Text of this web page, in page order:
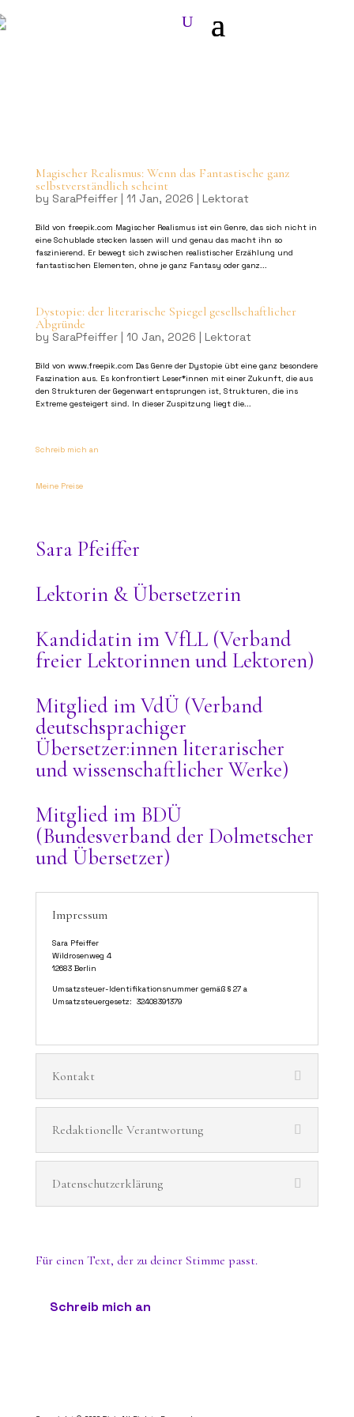
Magischer Realismus: Wenn das Fantastische ganz
selbstverständlich scheint
by SaraPfeiffer| 11 Jan, 2026 | Lektorat
Bild von freepik.com Magischer Realismus ist ein Genre, das sich nicht in
eine Schublade stecken lassen will und genau das macht ihn so
faszinierend. Er bewegt sich zwischen realistischer Erzählung und
fantastischen Elementen, ohne je ganz Fantasy oder ganz...
Dystopie: der literarische Spiegel gesellschaftlicher
Abgründe
by SaraPfeiffer| 10 Jan, 2026 | Lektorat
Bild von www.freepik.com Das Genre der Dystopie übt eine ganz besondere
Faszination aus. Es konfrontiert Leser*innen mit einer Zukunft, die aus
den Strukturen der Gegenwart entsprungen ist, Strukturen, die ins
Extreme gesteigert sind. In dieser Zuspitzung liegt die...
Schreib mich an
Meine Preise
Sara Pfeiffer
Lektorin & Übersetzerin
Kandidatin im VfLL (Verband
freier Lektorinnen und Lektoren)
Mitglied im VdÜ (Verband
deutschsprachiger
Übersetzer:innen literarischer
und wissenschaftlicher Werke)
Mitglied im BDÜ
(Bundesverband der Dolmetscher
und Übersetzer)
Impressum
Sara Pfeiffer
Wildrosenweg 4
12683 Berlin
Umsatzsteuer-Identifikationsnummer gemäß § 27 a
Umsatzsteuergesetz: 32408391379
Kontakt
Redaktionelle Verantwortung
Datenschutzerklärung
Für einen Text, der zu deiner Stimme passt.
Schreib mich an